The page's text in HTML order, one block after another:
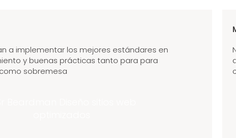
a implementar los mejores estándares en
y buenas prácticas tanto para para
sobremesa